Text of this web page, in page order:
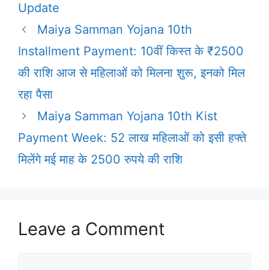
Update
Maiya Samman Yojana 10th
Installment Payment: 10वीं किस्त के ₹2500
की राशि आज से महिलाओं को मिलना शुरू, इनको मिल
रहा पैसा
Maiya Samman Yojana 10th Kist
Payment Week: 52 लाख महिलाओं को इसी हफ्ते
मिलेंगे मई माह के 2500 रुपये की राशि
Leave a Comment